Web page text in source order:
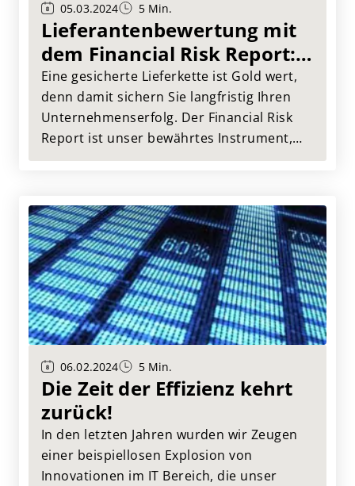
05.03.2024 5 Min.
Lieferantenbewertung mit
dem Financial Risk Report:
Sichern Sie Ihre Lieferkette
Eine gesicherte Lieferkette ist Gold wert,
denn damit sichern Sie langfristig Ihren
Unternehmenserfolg. Der Financial Risk
Report ist unser bewährtes Instrument,
das Ihnen die Lieferantenbewertung
06.02.2024 5 Min.
Die Zeit der Effizienz kehrt
zurück!
In den letzten Jahren wurden wir Zeugen
einer beispiellosen Explosion von
Innovationen im IT Bereich, die unser